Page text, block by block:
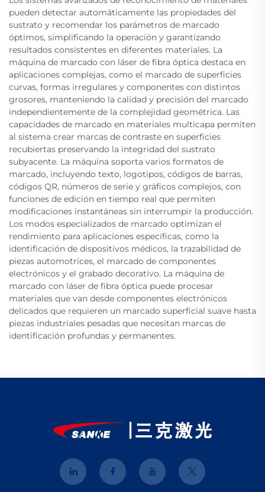
pueden detectar automáticamente las propiedades del
sustrato y recomendar los parámetros de marcado
óptimos, simplificando la operación y garantizando
resultados consistentes en diferentes materiales. La
máquina de marcado con láser de fibra óptica destaca en
aplicaciones complejas, como el marcado de superficies
curvas, formas irregulares y componentes con distintos
grosores, manteniendo la calidad y precisión del marcado
independientemente de la complejidad geométrica. Las
capacidades de marcado en materiales multicapa permiten
al sistema crear marcas de contraste en superficies
recubiertas preservando la integridad del sustrato
subyacente. La máquina soporta varios formatos de
marcado, incluyendo texto, logotipos, códigos de barras,
códigos QR, números de serie y gráficos complejos, con
funciones de edición en tiempo real que permiten
modificaciones instantáneas sin interrumpir la producción.
Los modos especializados de marcado optimizan el
rendimiento para aplicaciones específicas, como la
identificación de dispositivos médicos, la trazabilidad de
piezas automotrices, el marcado de componentes
electrónicos y el grabado decorativo. La máquina de
marcado con láser de fibra óptica puede procesar
materiales que van desde componentes electrónicos
delicados que requieren un marcado superficial suave hasta
piezas industriales pesadas que necesitan marcas de
identificación profundas y permanentes.